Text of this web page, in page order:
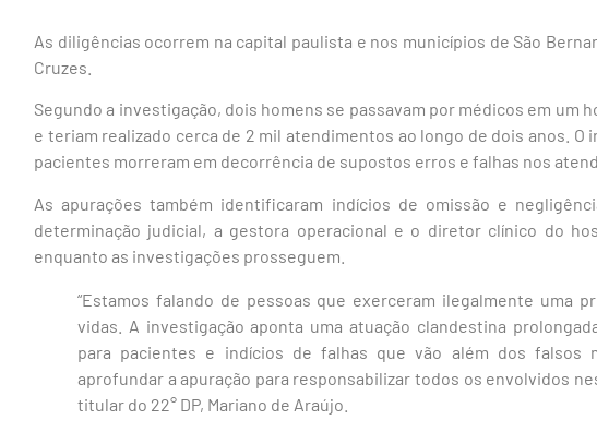
As diligências ocorrem na capital paulista e nos municípios de São
Cruzes.
Segundo a investigação, dois homens se passavam por médicos em um
e teriam realizado cerca de 2 mil atendimentos ao longo de dois anos.
pacientes morreram em decorrência de supostos erros e falhas nos
As apurações também identificaram indícios de omissão e
determinação judicial, a gestora operacional e o diretor clínico do
enquanto as investigações prosseguem.
“Estamos falando de pessoas que exerceram ilegalmente uma
vidas. A investigação aponta uma atuação clandestina
para pacientes e indícios de falhas que vão além dos falsos
aprofundar a apuração para responsabilizar todos os envolvidos
titular do 22° DP, Mariano de Araújo.